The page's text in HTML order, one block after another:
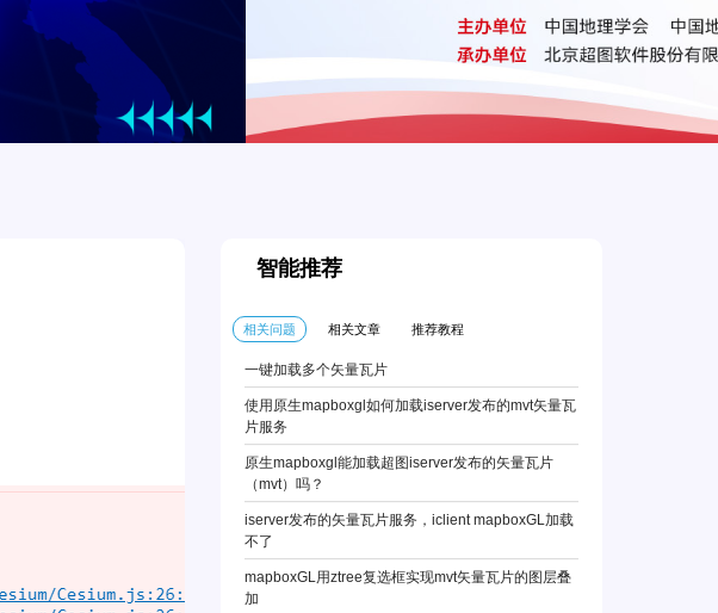
智能推荐
相关问题 相关文章 推荐教程
一键加载多个矢量瓦片
使用原生mapboxgl如何加载iserver发布的mvt矢量瓦
片服务
原生mapboxgl能加载超图iserver发布的矢量瓦片
（mvt）吗？
iserver发布的矢量瓦片服务，iclient mapboxGL加载
不了
mapboxGL用ztree复选框实现mvt矢量瓦片的图层叠
加